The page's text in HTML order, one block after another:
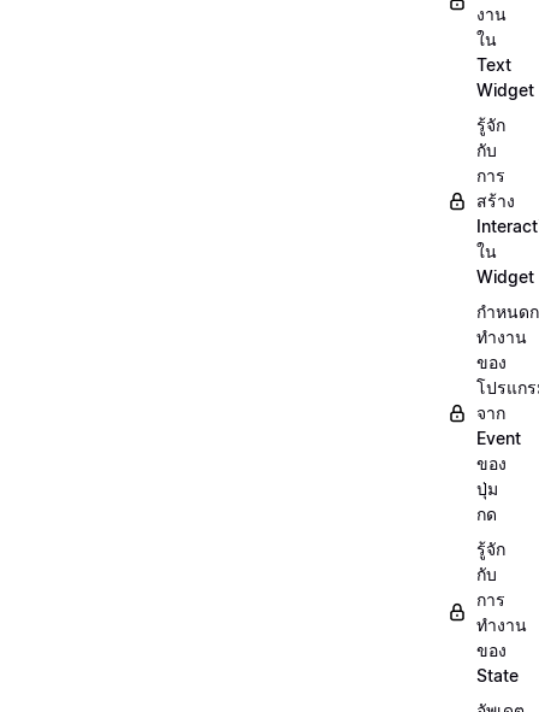
งาน
ใน
Text
Widget
รู้จัก
กับ
การ
สร้าง
ใน
Widget
กำหนด
ทำงาน
ของ
โปรแก
จาก
Event
ของ
ปุ่ม
กด
รู้จัก
กับ
การ
ทำงาน
ของ
State